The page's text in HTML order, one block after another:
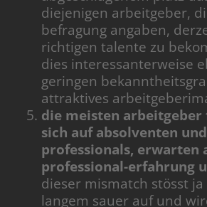
diejenigen arbeitgeber,
befragung angaben,
richtigen talente zu
dies interessanterweise
geringen
attraktives
die meisten arbeitgeber
sich auf absolventen
professionals, erwarten
professional-erfahrung
dieser mismatch stösst ja
langem sauer auf und